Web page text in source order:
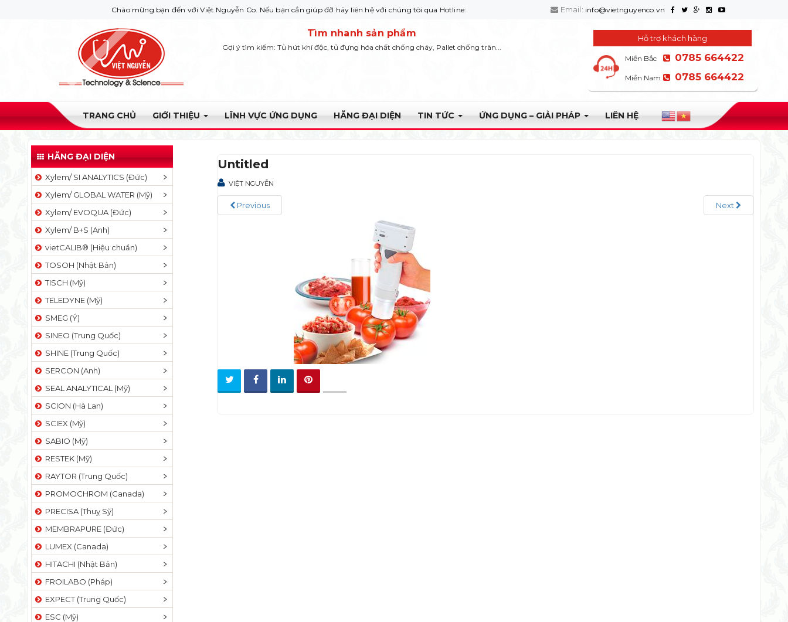
Chào mừng bạn đến với Việt Nguyễn Co. Nếu bạn cần giúp đỡ hãy liên hệ với chúng tôi qua Hotline: 0932 664422 Email: info@vietnguyenco.vn
Tìm nhanh sản phẩm
Gợi ý tìm kiếm: Tủ hút khí độc, tủ đựng hóa chất chống cháy, Pallet chống tràn...
Hỗ trợ khách hàng
Miền Bắc 0785 664422
Miền Nam 0785 664422
TRANG CHỦ GIỚI THIỆU LĨNH VỰC ỨNG DỤNG HÃNG ĐẠI DIỆN TIN TỨC ỨNG DỤNG – GIẢI PHÁP LIÊN HỆ
Untitled
VIỆT NGUYỄN
Previous Next
HÃNG ĐẠI DIỆN
Xylem/ SI ANALYTICS (Đức)
Xylem/ GLOBAL WATER (Mỹ)
Xylem/ EVOQUA (Đức)
Xylem/ B+S (Anh)
vietCALIB® (Hiệu chuẩn)
TOSOH (Nhật Bản)
TISCH (Mỹ)
TELEDYNE (Mỹ)
SMEG (Ý)
SINEO (Trung Quốc)
SHINE (Trung Quốc)
SERCON (Anh)
SEAL ANALYTICAL (Mỹ)
SCION (Hà Lan)
SCIEX (Mỹ)
SABIO (Mỹ)
RESTEK (Mỹ)
RAYTOR (Trung Quốc)
PROMOCHROM (Canada)
PRECISA (Thuỵ Sỹ)
MEMBRAPURE (Đức)
LUMEX (Canada)
HITACHI (Nhật Bản)
FROILABO (Pháp)
EXPECT (Trung Quốc)
ESC (Mỹ)